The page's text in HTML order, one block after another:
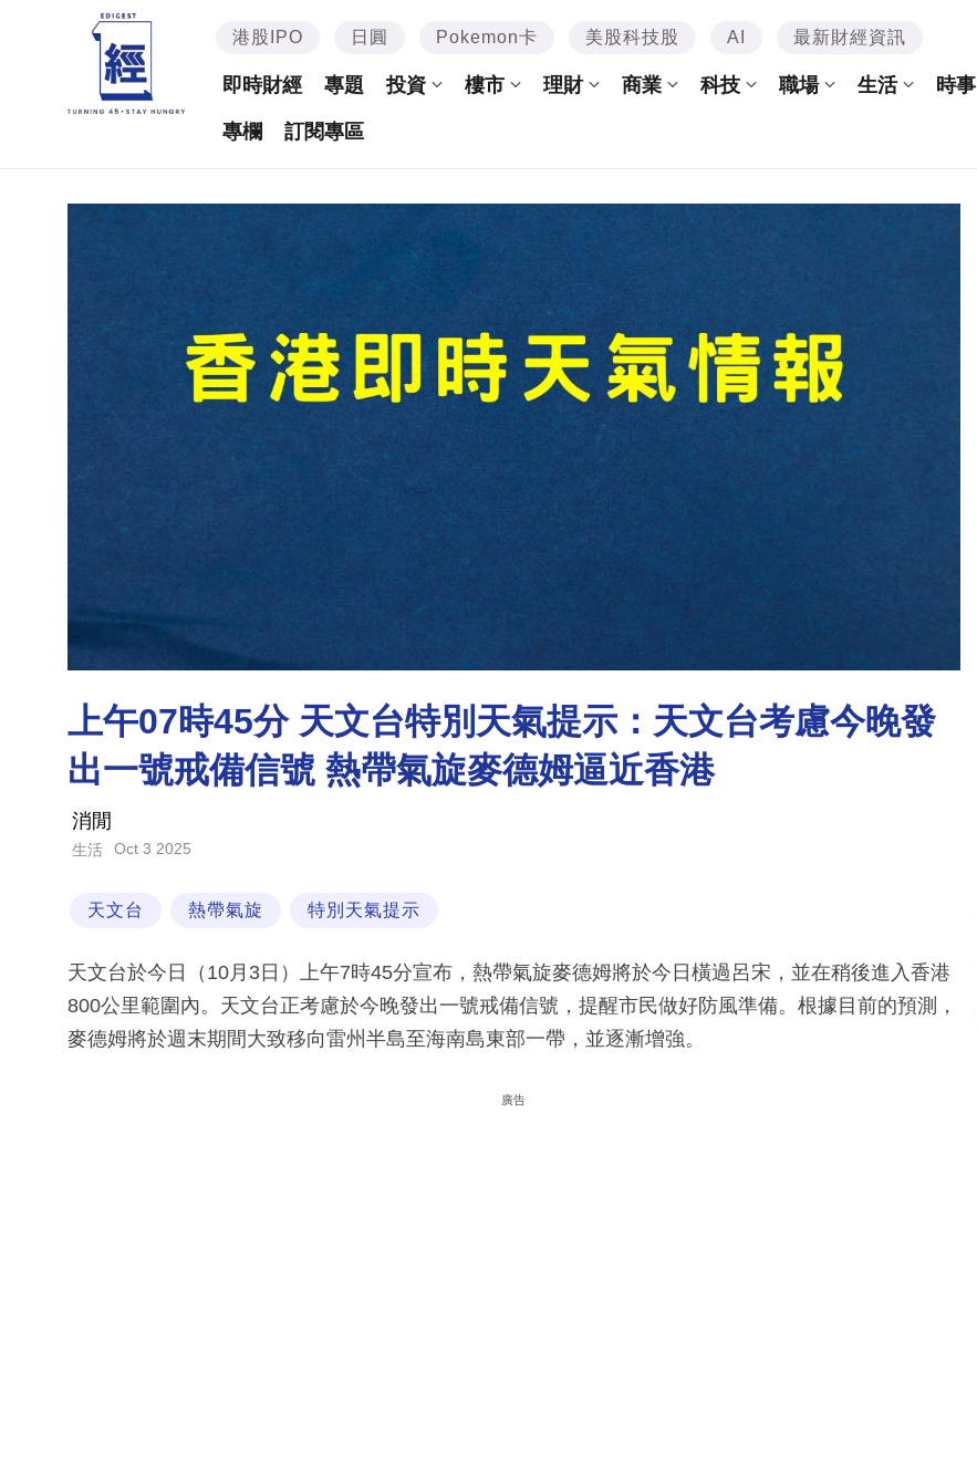
港股IPO 日圓 Pokemon卡 美股科技股 AI 最新財經資訊
即時財經 專題 投資 樓市 理財 商業 科技 職場 生活 時事
專欄 訂閱專區
上午07時45分 天文台特別天氣提示：天文台考慮今晚發
出一號戒備信號 熱帶氣旋麥德姆逼近香港
消閒
生活 Oct 3 2025
天文台 熱帶氣旋 特別天氣提示
天文台於今日（10月3日）上午7時45分宣布，熱帶氣旋麥德姆將於今日橫過呂宋，並在稍後進入香港
800公里範圍內。天文台正考慮於今晚發出一號戒備信號，提醒市民做好防風準備。根據目前的預測，
麥德姆將於週末期間大致移向雷州半島至海南島東部一帶，並逐漸增強。
廣告